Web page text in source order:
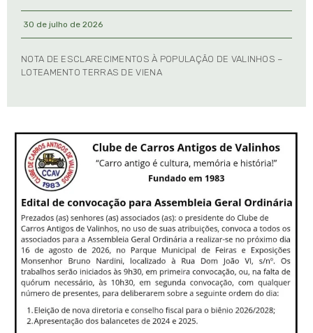
30 de julho de 2026
NOTA DE ESCLARECIMENTOS À POPULAÇÃO DE VALINHOS –
LOTEAMENTO TERRAS DE VIENA